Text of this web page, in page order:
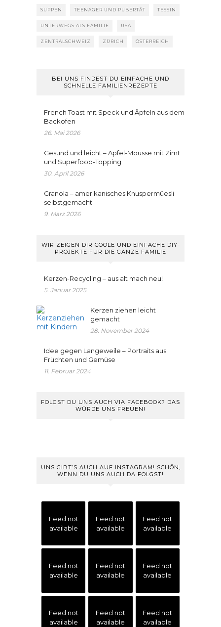
SUPPEN TEENAGER UND PUBERTÄT TESSIN
UNTERWEGS ALS FAMILIE USA
ZENTRALSCHWEIZ ZÜRICH ÖSTERREICH
BEI UNS FINDEST DU EINFACHE UND
SCHNELLE FAMILIENREZEPTE
French Toast mit Speck und Äpfeln aus dem
Backofen
26. Mai 2026
Gesund und leicht – Apfel-Mousse mit Zimt
und Superfood-Topping
30. April 2026
Granola – amerikanisches Knuspermüesli
selbstgemacht
9. März 2026
WIR ZEIGEN DIR COOLE UND EINFACHE DIY-
PROJEKTE FÜR DIE GANZE FAMILIE
Kerzen-Recycling – aus alt mach neu!
5. Januar 2025
Kerzen ziehen leicht
gemacht
28. November 2024
Idee gegen Langeweile – Portraits aus
Früchten und Gemüse
11. Februar 2024
FOLGST DU UNS AUCH VIA FACEBOOK? DAS
WÜRDE UNS FREUEN!
UNS GIBT’S AUCH AUF INSTAGRAM! SCHÖN,
WENN DU UNS AUCH DA FOLGST!
Feed not
available
Feed not
available
Feed not
available
Feed not
available
Feed not
available
Feed not
available
Feed not
available
Feed not
available
Feed not
available